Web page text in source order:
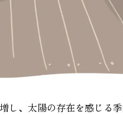
し、太陽の存在を感じる